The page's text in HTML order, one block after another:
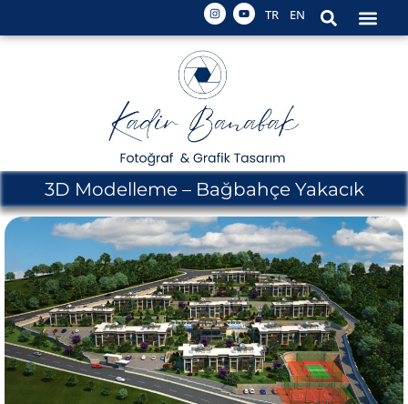
TR EN
3D Modelleme – Bağbahçe Yakacık